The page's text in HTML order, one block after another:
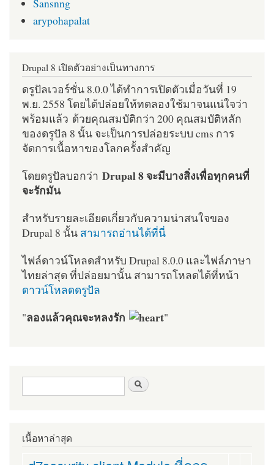
Sansnng
arypohapalat
Drupal 8 เปิดตัวอย่างเป็นทางการ
ดรูปัลเวอร์ชั่น 8.0.0 ได้ทำการเปิดตัวเมื่อวันที่ 19
พ.ย. 2558 โดยได้ปล่อยให้ทดลองใช้มาจนแน่ใจว่า
พร้อมแล้ว ด้วยคุณสมบัติกว่า 200 คุณสมบัติหลัก
ของดรูปัล 8 นั้น จะเป็นการปล่อยระบบ cms การ
จัดการเนื้อหาของโลกครั้งสำคัญ
โดยดรูปัลบอกว่า Drupal 8 จะมีบางสิ่งเพื่อทุกคนที่
จะรักมัน
สำหรับรายละเอียดเกี่ยวกับความน่าสนใจของ
Drupal 8 นั้น สามารถอ่านได้ที่นี่
ไฟล์ดาวน์โหลดสำหรับ Drupal 8.0.0 และไฟล์ภาษา
ไทยล่าสุด ที่ปล่อยมานั้น สามารถโหลดได้ที่หน้า
ดาวน์โหลดดรูปัล
"ลองแล้วคุณจะหลงรัก "
ฟอร์มค้นหา
เนื้อหาล่าสุด